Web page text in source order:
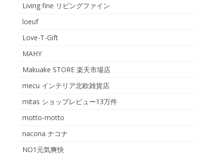
Living fine リビングファイン
loeuf
Love-T-Gift
MAHY
Makuake STORE 楽天市場店
mecu インテリア北欧雑貨店
mitas ショップレビュー13万件
motto-motto
nacona ナコナ
NO1元気爽快